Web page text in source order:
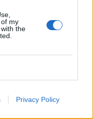
my
the
Privacy Policy